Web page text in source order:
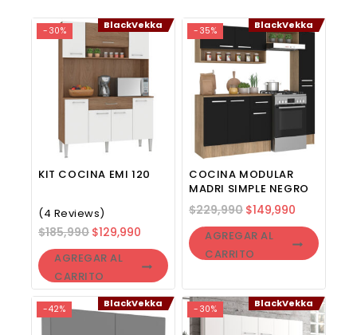
-30% BlackVekka
KIT COCINA EMI 120
(4 Reviews)
$185,990 $129,990
AGREGAR AL
CARRITO
-35% BlackVekka
COCINA MODULAR
MADRI SIMPLE NEGRO
$229,990 $149,990
AGREGAR AL
CARRITO
-42% BlackVekka -30% BlackVekka